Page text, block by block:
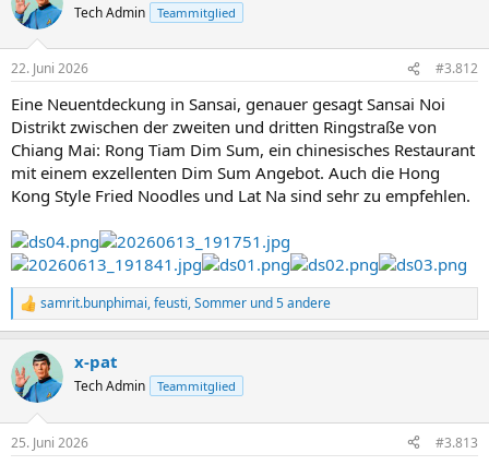
Tech Admin Teammitglied
22. Juni 2026 #3.812
Eine Neuentdeckung in Sansai, genauer gesagt Sansai Noi
Distrikt zwischen der zweiten und dritten Ringstraße von
Chiang Mai: Rong Tiam Dim Sum, ein chinesisches Restaurant
mit einem exzellenten Dim Sum Angebot. Auch die Hong
Kong Style Fried Noodles und Lat Na sind sehr zu empfehlen.
R
e
k
t
i
e
samrit.bunphimai,feusti,Sommer und 5 andere
x-pat
Tech Admin Teammitglied
25. Juni 2026 #3.813